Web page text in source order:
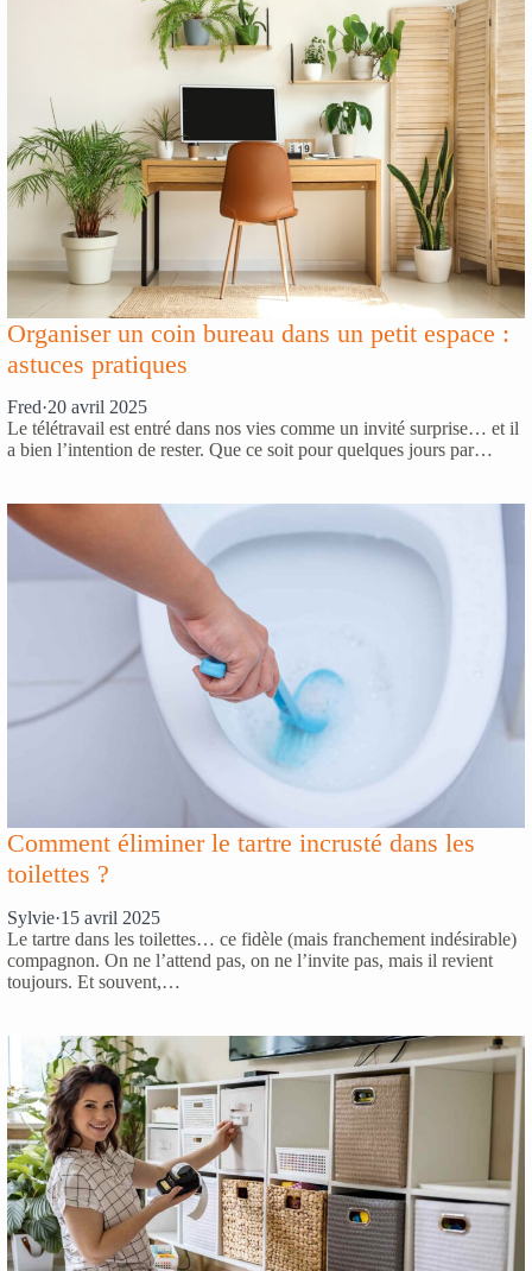
Organiser un coin bureau dans un petit espace :
astuces pratiques
Fred·20 avril 2025
Le télétravail est entré dans nos vies comme un invité surprise… et il
a bien l’intention de rester. Que ce soit pour quelques jours par…
Comment éliminer le tartre incrusté dans les
toilettes ?
Sylvie·15 avril 2025
Le tartre dans les toilettes… ce fidèle (mais franchement indésirable)
compagnon. On ne l’attend pas, on ne l’invite pas, mais il revient
toujours. Et souvent,…